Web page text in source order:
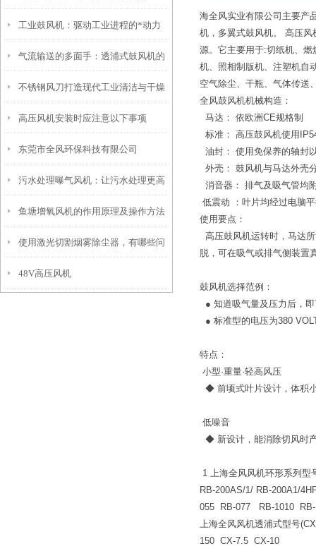
工业鼓风机：驱动工业进程的*动力
气流输送的多面手：透浦式鼓风机的
技术解析与应用全景
不锈钢风刀打造现代工业清洁与干燥
的神器
高压风机安装时应注意以下事项
东莞市全风环保科技有限公司
污水处理曝气风机：让污水处理更高
效
鱼塘增氧风机的作用原理及操作方法
介绍
使用激光切割烟雾除尘器，有哪些问
题？
48V高压风机
海全风实业有限公司主要产
机，多翼式鼓风机。 高压
源。它主要用于:切纸机、
机、照相制版机、注塑机自
空气除尘、干瓶、气体传
全风鼓风机机械构造：
马达： 依欧洲CE规格制
标准： 高压鼓风机使用
油封： 使用免保养的轴封
外壳： 鼓风机与马达外壳
消音器： 排气及吸气管均
低震动 ：叶片均经过电脑
使用要点：
高压鼓风机运转时，马达
脱，可在吸气或排气侧装置
鼓风机选择范例：
● 知道吸气量及压力后，
● 标准型的电压为380
特点：
小型·重量·轻高风压
◆ 前顷式叶片设计，体积
低噪音
◆ 新设计，能消除切风时
1 上海全风风机环形系列型
RB-200AS/1/ RB-200A1/
055 RB-077 RB-1010
上海全风风机透
150 CX-7.5 CX-10